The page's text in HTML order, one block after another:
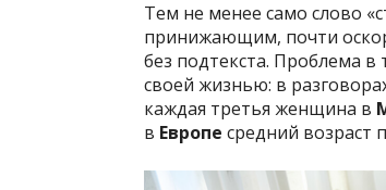
Тем не менее само слово
принижающим, почти
без подтекста. Проблема
своей жизнью: в
каждая третья женщина в
в Европе средний возраст